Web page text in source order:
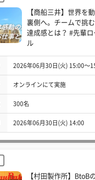
【商船三井】世界を
裏側へ。チームで挑
達成感とは？ #先輩
ル
2026年06月30日(火) 15:00〜
オンラインにて実施
300名
2026年06月30日(火) 14:00
【村田製作所】BtoB